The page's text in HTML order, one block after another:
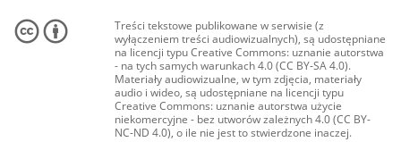
Treści tekstowe publikowane w serwisie (z
wyłączeniem treści audiowizualnych), są udostępniane
na licencji typu Creative Commons: uznanie autorstwa
- na tych samych warunkach 4.0 (CC BY-SA 4.0).
Materiały audiowizualne, w tym zdjęcia, materiały
audio i wideo, są udostępniane na licencji typu
Creative Commons: uznanie autorstwa użycie
niekomercyjne - bez utworów zależnych 4.0 (CC BY-
NC-ND 4.0), o ile nie jest to stwierdzone inaczej.